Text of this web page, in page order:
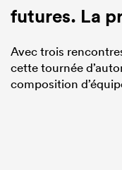
futures. La
Avec trois
cette tournée
composition